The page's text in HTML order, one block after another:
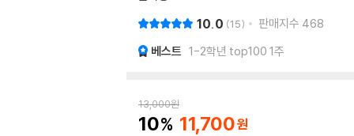
10.0 15 판매지수 468
베스트 1-2학년 top100 1주
13,000원
10 11,700